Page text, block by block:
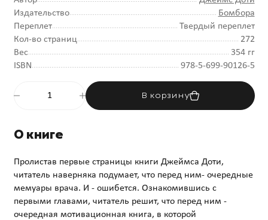
Издательство
Бомбора
Переплет
Твердый переплет
Кол-во страниц
272
Вес
354 гг
ISBN
978-5-699-90126-5
В корзину
О книге
Пролистав первые страницы книги Джеймса Доти,
читатель наверняка подумает, что перед ним- очередные
мемуары врача. И - ошибется. Ознакомившись с
первыми главами, читатель решит, что перед ним -
очередная мотивационная книга, в которой